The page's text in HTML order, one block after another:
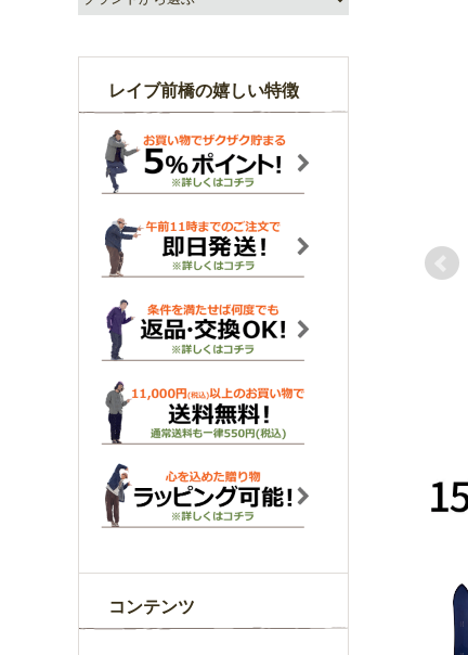
レイブ前橋の嬉しい特徴
コンテンツ